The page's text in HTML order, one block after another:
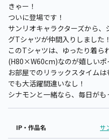
きゃー！
ついに登場です！
サンリオキャラクターズから
グTシャツが仲間入りしました！
このTシャツは、ゆったり着ら
(H80×W60cm)なのが嬉しいポ
お部屋でのリラックスタイム
でも大活躍間違いなし！
シナモンと一緒なら、毎日が
IP・作品名 サ